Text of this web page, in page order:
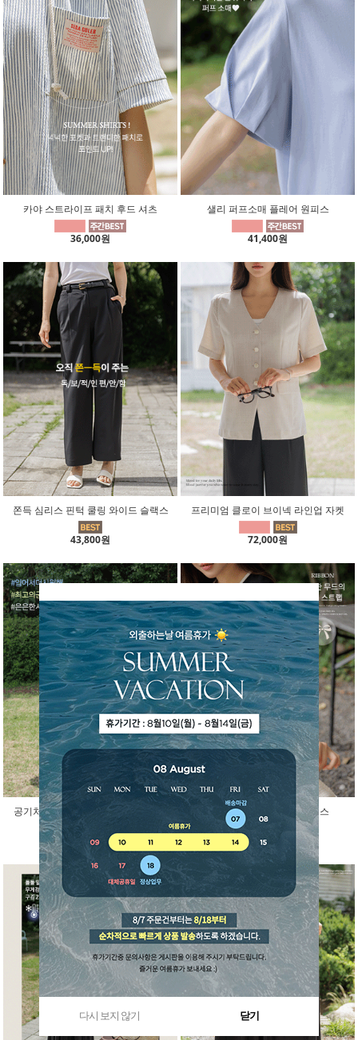
카야 스트라이프 패치 후드 셔츠
36,000원
샐리 퍼프소매 플레어 원피스
41,400원
쫀득 심리스 핀턱 쿨링 와이드 슬랙스
43,800원
프리미엄 클로이 브이넥 라인업 자켓
72,000원
공기처럼 가벼운 소르베 시스루 조끼
50,400원
블랑카 소매리본 프릴 원피스
34,200원
다시 보지 않기 닫기